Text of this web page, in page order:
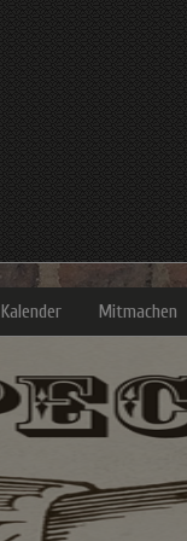
Kalender Mitmachen